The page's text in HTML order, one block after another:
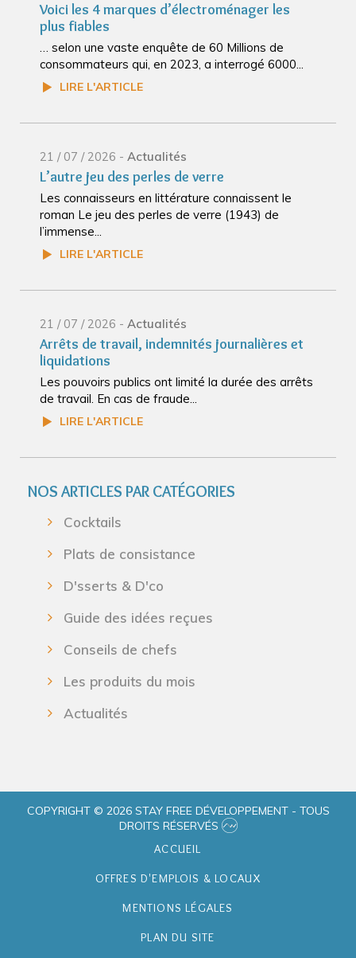
Voici les 4 marques d’électroménager les
plus fiables
… selon une vaste enquête de 60 Millions de
consommateurs qui, en 2023, a interrogé 6000...
LIRE L'ARTICLE
21 / 07 / 2026 - Actualités
L’autre jeu des perles de verre
Les connaisseurs en littérature connaissent le
roman Le jeu des perles de verre (1943) de
l’immense...
LIRE L'ARTICLE
21 / 07 / 2026 - Actualités
Arrêts de travail, indemnités journalières et
liquidations
Les pouvoirs publics ont limité la durée des arrêts
de travail. En cas de fraude...
LIRE L'ARTICLE
NOS ARTICLES PAR CATÉGORIES
Cocktails
Plats de consistance
D'sserts & D'co
Guide des idées reçues
Conseils de chefs
Les produits du mois
Actualités
COPYRIGHT © 2026 STAY FREE DÉVELOPPEMENT - TOUS
DROITS RÉSERVÉS
ACCUEIL
OFFRES D'EMPLOIS & LOCAUX
MENTIONS LÉGALES
PLAN DU SITE